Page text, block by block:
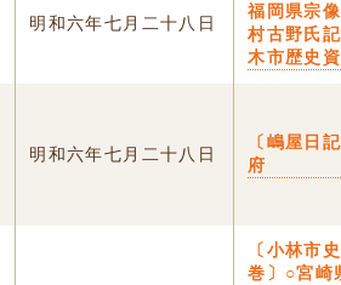
明和六年七月二十八日
福岡県宗
村古野氏
木市歴史
明和六年七月二十八日
〔嶋屋日
府
〔小林市
巻〕○宮